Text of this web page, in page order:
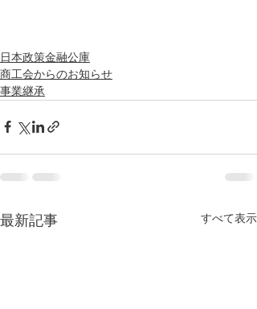
日本政策金融公庫
商工会からのお知らせ
事業継承
最新記事 すべて表示